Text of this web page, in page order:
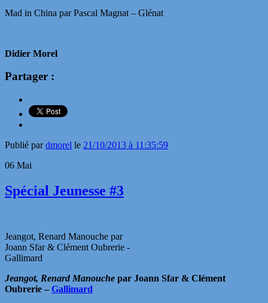
Mad in China par Pascal Magnat – Glénat
Didier Morel
Partager :
Publié pardmorel le 21/10/2013 à 11:35:59
06 Mai
Spécial Jeunesse #3
Jeangot, Renard Manouche par
Joann Sfar & Clément Oubrerie -
Gallimard
Jeangot, Renard Manouche par Joann Sfar & Clément
Oubrerie –Gallimard